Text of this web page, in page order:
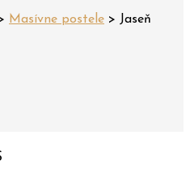
Masívne postele > Jaseň